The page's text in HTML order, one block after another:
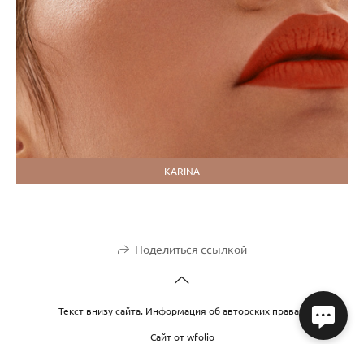
KARINA
Поделиться ссылкой
Текст внизу сайта. Информация об авторских правах.
Сайт отwfolio